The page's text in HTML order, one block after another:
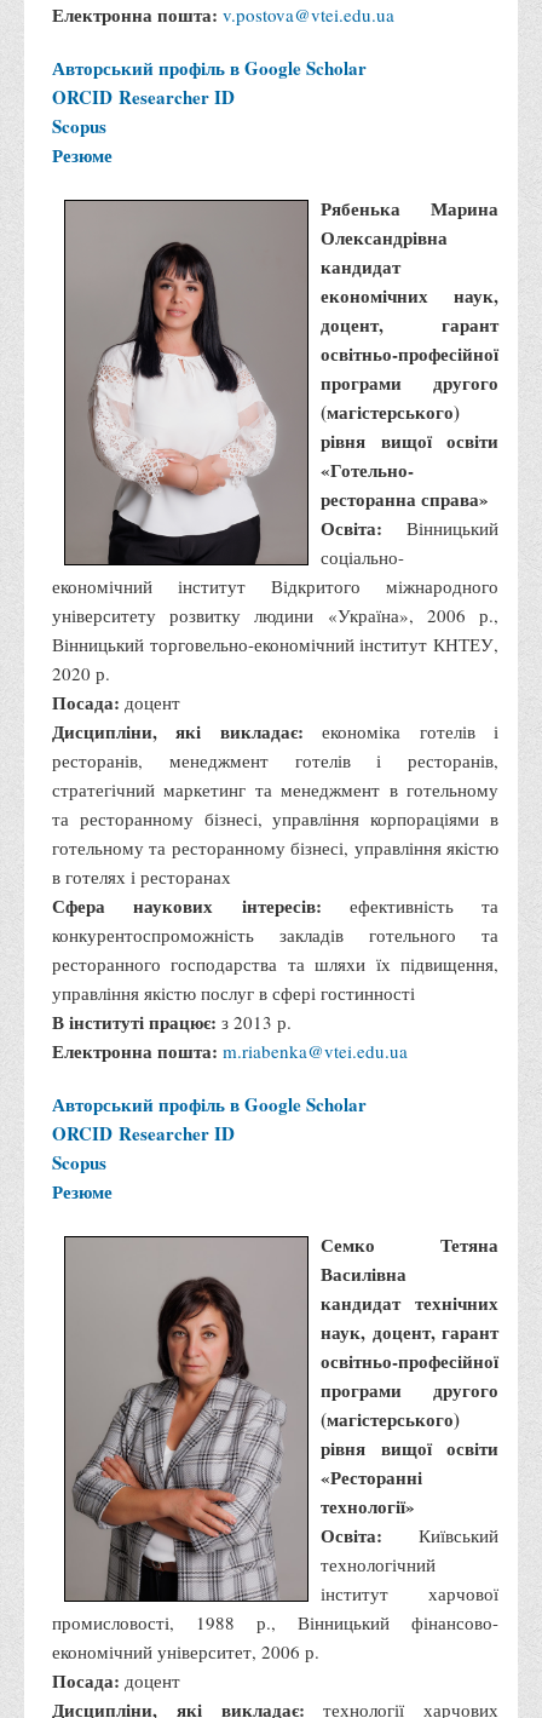
Електронна пошта: v.postova@vtei.edu.ua
Авторський профіль в Google Scholar
ORCID Researcher ID
Scopus
Резюме
Рябенька Марина
Олександрівна
кандидат
економічних наук,
доцент, гарант
освітньо-професійної
програми другого
(магістерського)
рівня вищої освіти
«Готельно-
ресторанна справа»
Освіта: Вінницький
соціально-
економічний інститут Відкритого міжнародного
університету розвитку людини «Україна», 2006 р.,
Вінницький торговельно-економічний інститут КНТЕУ,
2020 р.
Посада: доцент
Дисципліни, які викладає:економіка готелів і
ресторанів, менеджмент готелів і ресторанів,
стратегічний маркетинг та менеджмент в готельному
та ресторанному бізнесі, управління корпораціями в
готельному та ресторанному бізнесі, управління якістю
в готелях і ресторанах
Сфера наукових інтересів: ефективність та
конкурентоспроможність закладів готельного та
ресторанного господарства та шляхи їх підвищення,
управління якістю послуг в сфері гостинності
В інституті працює: з 2013 р.
Електронна пошта: m.riabenka@vtei.edu.ua
Авторський профіль в Google Scholar
ORCID Researcher ID
Scopus
Резюме
Семко Тетяна
Василівна
кандидат технічних
наук, доцент, гарант
освітньо-професійної
програми другого
(магістерського)
рівня вищої освіти
«Ресторанні
технології»
Освіта: Київський
технологічний
інститут харчової
промисловості, 1988 р., Вінницький фінансово-
економічний університет, 2006 р.
Посада: доцент
Дисципліни, які викладає:технології харчових